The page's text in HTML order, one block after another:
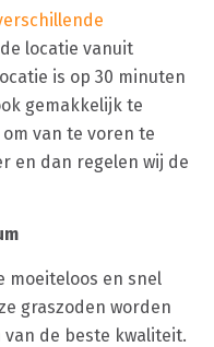
locatie vanuit
is op 30 minuten
gemakkelijk te
van te voren te
en dan regelen wij de
moeiteloos en snel
graszoden worden
de beste kwaliteit.